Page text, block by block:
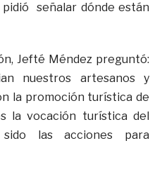
señalar dónde están
Jefté Méndez preguntó:
nuestros artesanos y
la promoción turística de
la vocación turística del
las acciones para